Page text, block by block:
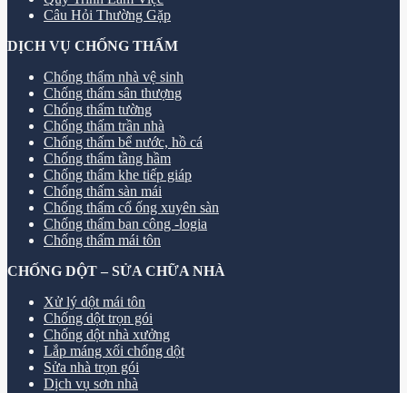
Câu Hỏi Thường Gặp
DỊCH VỤ CHỐNG THẤM
Chống thấm nhà vệ sinh
Chống thấm sân thượng
Chống thấm tường
Chống thấm trần nhà
Chống thấm bể nước, hồ cá
Chống thấm tầng hầm
Chống thấm khe tiếp giáp
Chống thấm sàn mái
Chống thấm cổ ống xuyên sàn
Chống thấm ban công -logia
Chống thấm mái tôn
CHỐNG DỘT – SỬA CHỮA NHÀ
Xử lý dột mái tôn
Chống dột trọn gói
Chống dột nhà xưởng
Lắp máng xối chống dột
Sửa nhà trọn gói
Dịch vụ sơn nhà